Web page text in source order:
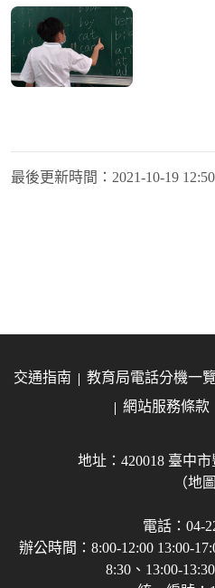
最後更新時間： 2021-10-19
交通指南 教育局電話分機一
網站服務條款
地址：420018 臺中
（地
電話：04-
辦公時間：8:00-12:00 13:00-
8:30、13:00-